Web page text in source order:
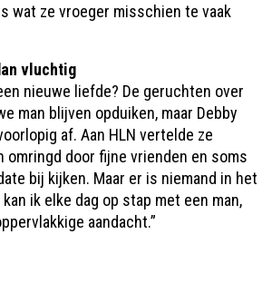
wat ze vroeger misschien te vaak
vluchtig
nieuwe liefde? De geruchten over
man blijven opduiken, maar Debby
af. Aan HLN vertelde ze
omringd door fijne vrienden en soms
bij kijken. Maar er is niemand in het
ik elke dag op stap met een man,
aandacht.”